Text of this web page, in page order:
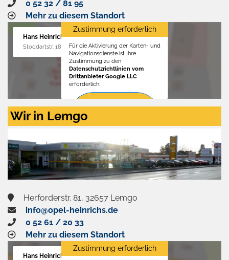
0 52 32 / 81 95
Mehr zu diesem Standort
Hans Heinrichs GmbH
Stoddartstr. 18, 32758 Detmold
Zustimmung erforderlich
Für die Aktivierung der Karten- und
Navigationsdienste ist Ihre
Zustimmung zu den
Datenschutzrichtlinien vom
Drittanbieter Google LLC
erforderlich.
Zustimmen
aktivieren
Wir in Lemgo
Herforderstr. 81, 32657 Lemgo
info@opel-heinrichs.de
0 52 61 / 20 33
Mehr zu diesem Standort
Hans Heinrichs GmbH
Zustimmung erforderlich